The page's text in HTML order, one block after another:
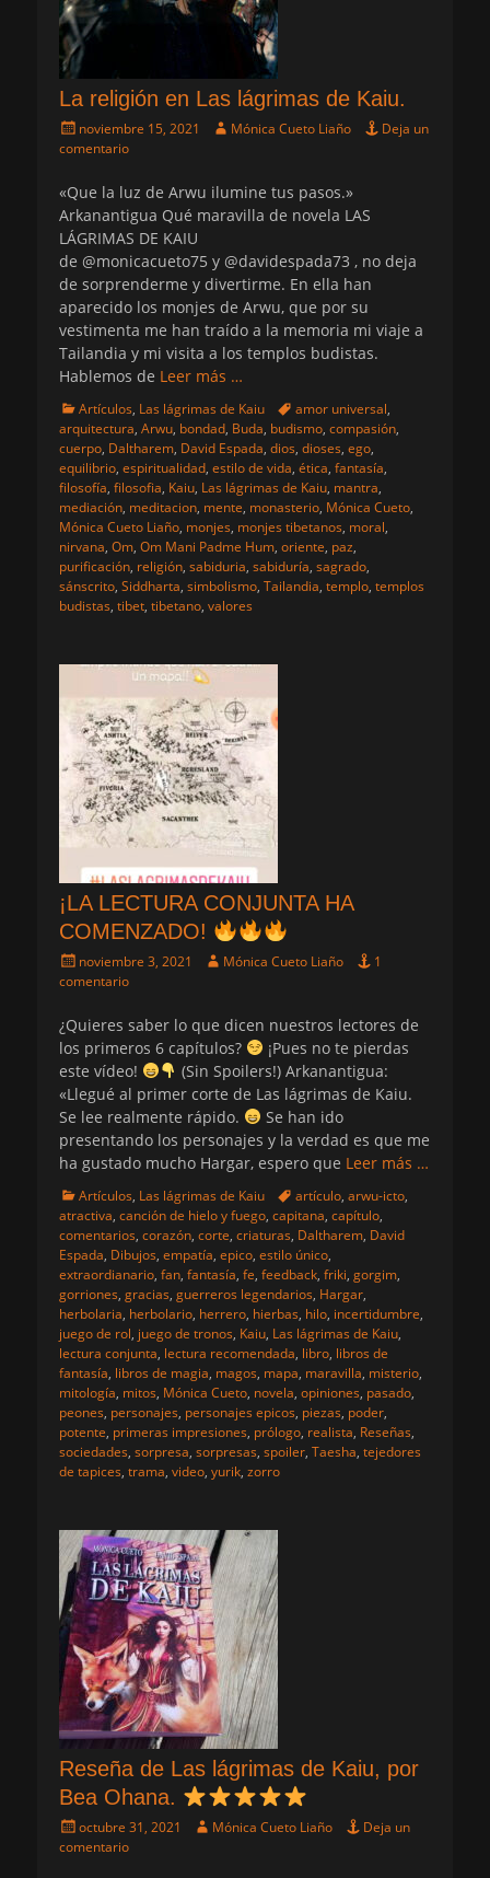
La religión en Las lágrimas de Kaiu.
Publicado
el
noviembre 15, 2021 AutorMónica Cueto Liaño
Deja un
comentario
«Que la luz de Arwu ilumine tus pasos.»
Arkanantigua Qué maravilla de novela LAS
LÁGRIMAS DE KAIU
de @monicacueto75 y @davidespada73 , no deja
de sorprenderme y divertirme. En ella han
aparecido los monjes de Arwu, que por su
vestimenta me han traído a la memoria mi viaje a
Tailandia y mi visita a los templos budistas.
Hablemos de Leer más …
Categorias
Artículos, Las lágrimas de Kaiu Etiquetas
amor universal,
arquitectura, Arwu, bondad, Buda, budismo, compasión,
cuerpo, Daltharem, David Espada, dios, dioses, ego,
equilibrio, espiritualidad, estilo de vida, ética, fantasía,
filosofía, filosofia, Kaiu, Las lágrimas de Kaiu, mantra,
mediación, meditacion, mente, monasterio, Mónica Cueto,
Mónica Cueto Liaño, monjes, monjes tibetanos, moral,
nirvana, Om, Om Mani Padme Hum, oriente, paz,
purificación, religión, sabiduria, sabiduría, sagrado,
sánscrito, Siddharta, simbolismo, Tailandia, templo, templos
budistas, tibet, tibetano, valores
¡LA LECTURA CONJUNTA HA
COMENZADO!
Publicado
el
noviembre 3, 2021 AutorMónica Cueto Liaño
1
comentario
¿Quieres saber lo que dicen nuestros lectores de
los primeros 6 capítulos?
¡Pues no te pierdas
este vídeo!
(Sin Spoilers!) Arkanantigua:
«Llegué al primer corte de Las lágrimas de Kaiu.
Se lee realmente rápido.
Se han ido
presentando los personajes y la verdad es que me
ha gustado mucho Hargar, espero que Leer más …
Categorias
Artículos, Las lágrimas de Kaiu Etiquetas
artículo, arwu-icto,
atractiva, canción de hielo y fuego, capitana, capítulo,
comentarios, corazón, corte, criaturas, Daltharem, David
Espada, Dibujos, empatía, epico, estilo único,
extraordianario, fan, fantasía, fe, feedback, friki, gorgim,
gorriones, gracias, guerreros legendarios, Hargar,
herbolaria, herbolario, herrero, hierbas, hilo, incertidumbre,
juego de rol, juego de tronos, Kaiu, Las lágrimas de Kaiu,
lectura conjunta, lectura recomendada, libro, libros de
fantasía, libros de magia, magos, mapa, maravilla, misterio,
mitología, mitos, Mónica Cueto, novela, opiniones, pasado,
peones, personajes, personajes epicos, piezas, poder,
potente, primeras impresiones, prólogo, realista, Reseñas,
sociedades, sorpresa, sorpresas, spoiler, Taesha, tejedores
de tapices, trama, video, yurik, zorro
Reseña de Las lágrimas de Kaiu, por
Bea Ohana.
Publicado
el
octubre 31, 2021 AutorMónica Cueto Liaño
Deja un
comentario